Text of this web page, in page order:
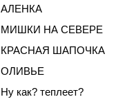
АЛЕНКА
МИШКИ НА СЕВЕРЕ
КРАСНАЯ ШАПОЧКА
ОЛИВЬЕ
Ну как? теплеет?